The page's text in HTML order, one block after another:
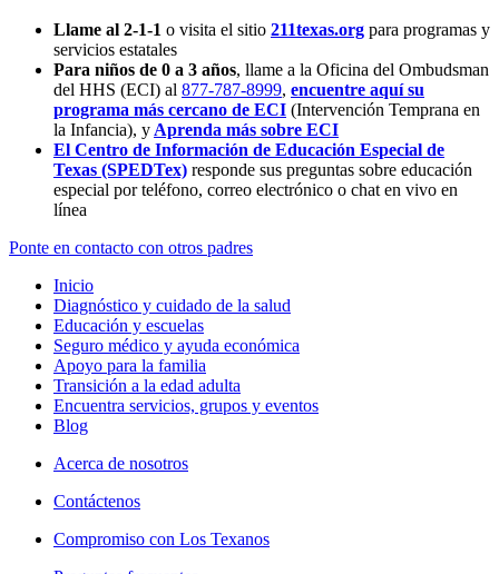
Llame al 2-1-1 o visita el sitio 211texas.org para programas y
servicios estatales
Para niños de 0 a 3 años, llame a la Oficina del Ombudsman
del HHS (ECI) al 877-787-8999, encuentre aquí su
programa más cercano de ECI (Intervención Temprana en
la Infancia), y Aprenda más sobre ECI
El Centro de Información de Educación Especial de
Texas (SPEDTex) responde sus preguntas sobre educación
especial por teléfono, correo electrónico o chat en vivo en
línea
Ponte en contacto con otros padres
Inicio
Diagnóstico y cuidado de la salud
Educación y escuelas
Seguro médico y ayuda económica
Apoyo para la familia
Transición a la edad adulta
Encuentra servicios, grupos y eventos
Blog
Acerca de nosotros
Contáctenos
Compromiso con Los Texanos